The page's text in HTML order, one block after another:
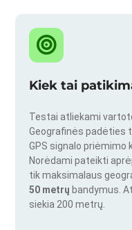
Kiek tai
Testai atliekami
Geografinės padėties
GPS signalo priėmimo
Norėdami pateikti
tik maksimalaus
50 metrų bandymus.
siekia 200 metrų.